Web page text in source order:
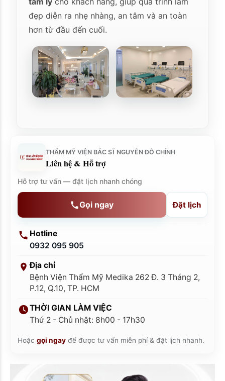
đẹp diễn ra nhẹ nhàng, an tâm và an toàn
hơn từ đầu đến cuối.
THẨM MỸ VIỆN BÁC SĨ NGUYỄN ĐỖ CHỈNH
Liên hệ & Hỗ trợ
Hỗ trợ tư vấn — đặt lịch nhanh chóng
Gọi ngay Đặt lịch
Hotline
0932 095 905
Địa chỉ
Bệnh Viện Thẩm Mỹ Medika 262 Đ. 3 Tháng 2,
P.12, Q.10, TP. HCM
THỜI GIAN LÀM VIỆC
Thứ 2 - Chủ nhật: 8h00 - 17h30
Hoặc gọi ngay để được tư vấn miễn phí & đặt lịch nhanh.